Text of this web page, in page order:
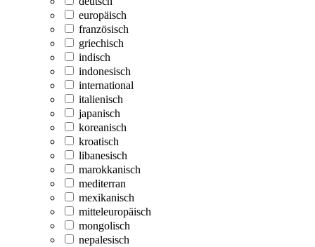
europäisch
französisch
griechisch
indisch
indonesisch
international
italienisch
japanisch
koreanisch
kroatisch
libanesisch
marokkanisch
mediterran
mexikanisch
mitteleuropäisch
mongolisch
nepalesisch